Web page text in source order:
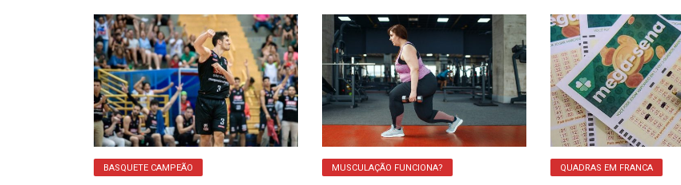
BASQUETE CAMPEÃO MUSCULAÇÃO FUNCIONA? QUADRAS EM FRANCA